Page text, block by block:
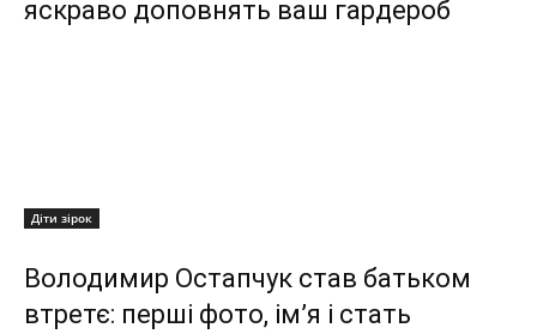
яскраво доповнять ваш гардероб
Діти зірок
Володимир Остапчук став батьком
втретє: перші фото, ім’я і стать